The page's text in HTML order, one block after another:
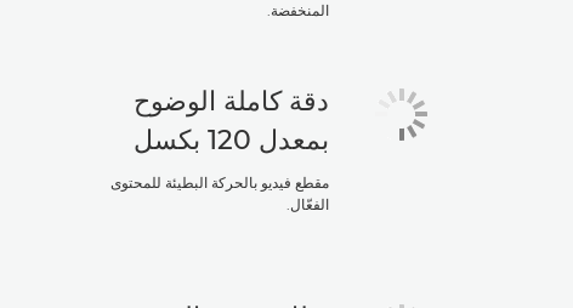
المنخفضة.
دقة كاملة الوضوح
بمعدل 120 بكسل
مقطع فيديو بالحركة البطيئة للمحتوى
الفعّال.